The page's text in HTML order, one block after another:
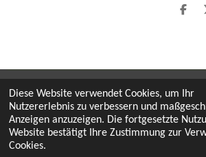
Diese Website verwendet Cookies, um Ihr
Nutzererlebnis zu verbessern und
Anzeigen anzuzeigen. Die fortgesetzte
Website bestätigt Ihre Zustimmung zur
Cookies.
T
n
Widerruf
by monika & hermann dobaj, mai 2026
© 2022 proComputer / proComShop Austria